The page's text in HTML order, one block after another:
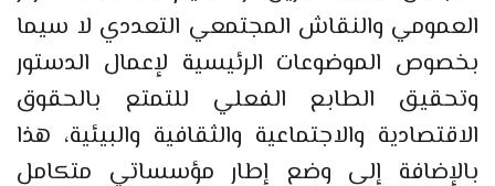
العمومي والنقاش المجتمعي التعددي لا سيما
بخصوص الموضوعات الرئيسية لإعمال الدستور
وتحقيق الطابع الفعلي للتمتع بالحقوق
الاقتصادية والاجتماعية والثقافية والبيئية، هذا
بالإضافة إلى وضع إطار مؤسساتي متكامل